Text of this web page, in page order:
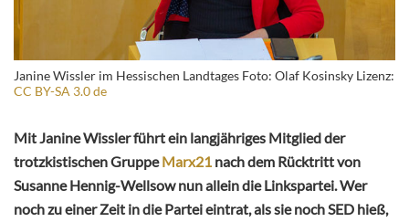
Janine Wissler im Hessischen Landtages Foto: Olaf Kosinsky Lizenz:
CC BY-SA 3.0 de
Mit Janine Wissler führt ein langjähriges Mitglied der
trotzkistischen GruppeMarx21 nach dem Rücktritt von
Susanne Hennig-Wellsow nun allein die Linkspartei. Wer
noch zu einer Zeit in die Partei eintrat, als sie noch SED hieß,